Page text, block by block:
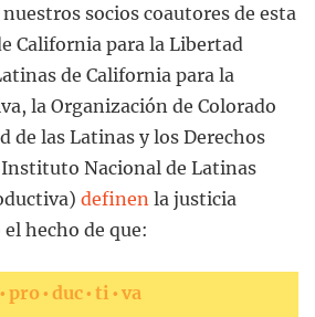
nuestros socios coautores de esta
California para la Libertad
de California para la
la Organización de Colorado
de las Latinas y los Derechos
Nacional de Latinas
definen la justicia
hecho de que:
pro • duc • ti • va